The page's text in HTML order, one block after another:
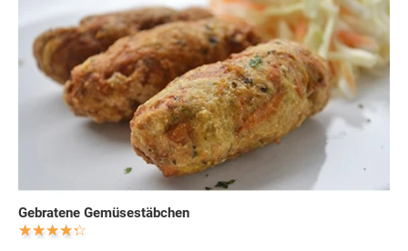
Gebratene Gemüsestäbchen